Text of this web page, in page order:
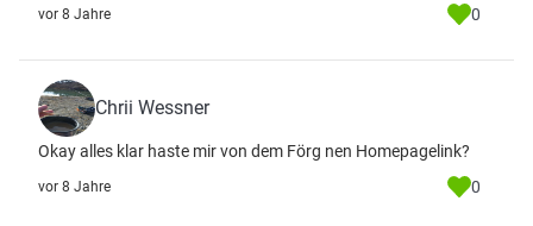
vor 8 Jahre 0
Chrii Wessner
Okay alles klar haste mir von dem Förg nen Homepagelink?
vor 8 Jahre 0